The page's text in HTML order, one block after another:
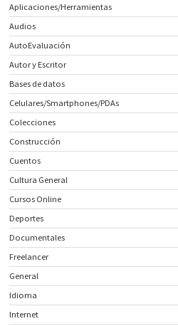
Aplicaciones/Herramientas
Audios
AutoEvaluación
Autor y Escritor
Bases de datos
Celulares/Smartphones/PDAs
Colecciones
Construcción
Cuentos
Cultura General
Cursos Online
Deportes
Documentales
Freelancer
General
Idioma
Internet